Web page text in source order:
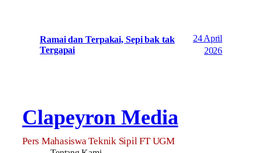
Ramai dan Terpakai, Sepi bak tak
Tergapai
24 April
2026
Clapeyron Media
Pers Mahasiswa Teknik Sipil FT UGM